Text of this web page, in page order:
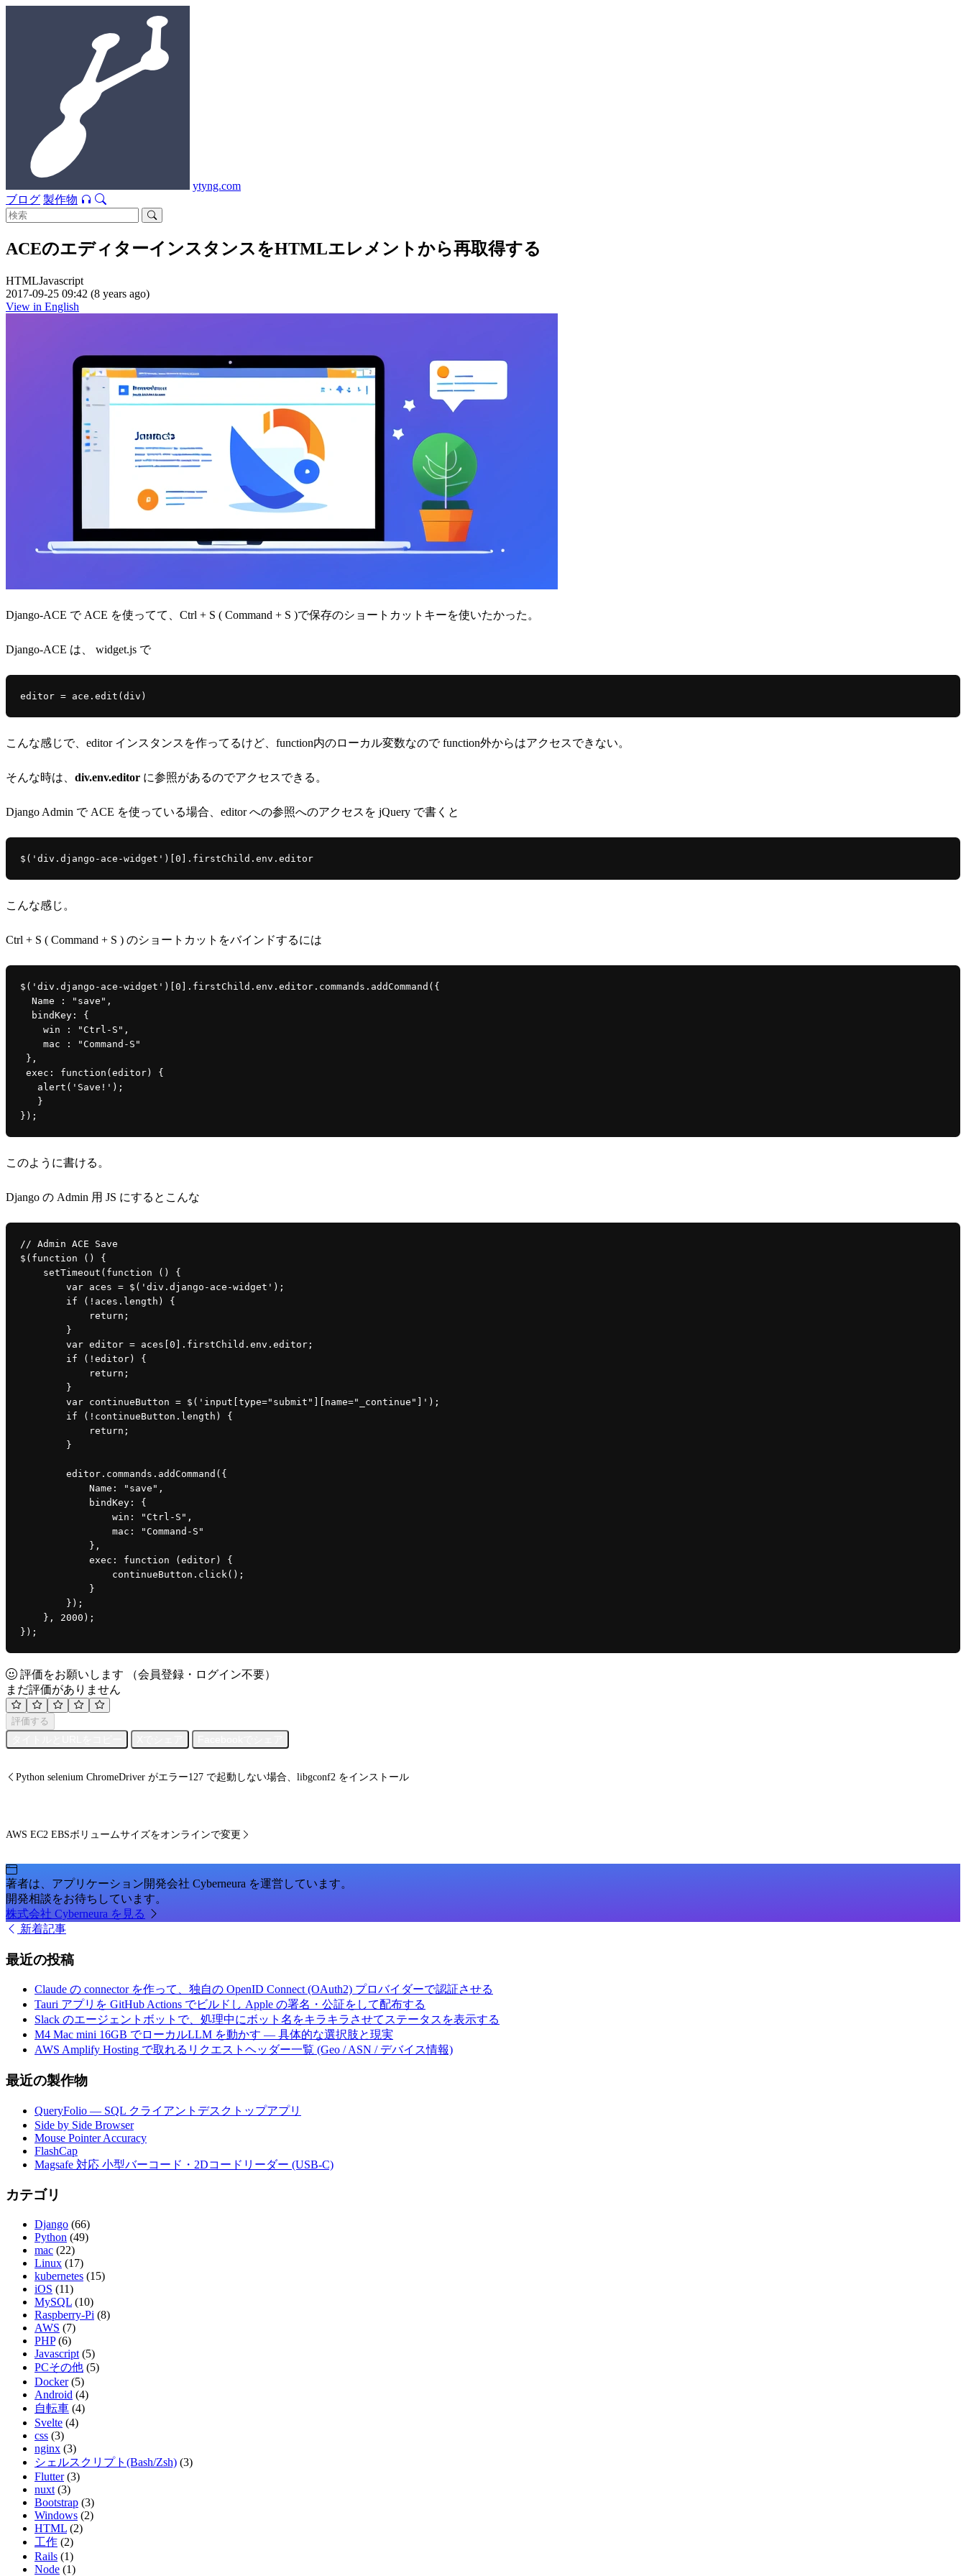
ytyng.com
ブログ 製作物
ACEのエディターインスタンスをHTMLエレメントから再取得する
HTMLJavascript
2017-09-25 09:42 (8 years ago)
View in English
Django-ACE で ACE を使ってて、Ctrl + S ( Command + S )で保存のショートカットキーを使いたかった。
Django-ACE は、 widget.js で
editor = ace.edit(div)
こんな感じで、editor インスタンスを作ってるけど、function内のローカル変数なので function外からはアクセスできない。
そんな時は、 div.env.editor に参照があるのでアクセスできる。
Django Admin で ACE を使っている場合、editor への参照へのアクセスを jQuery で書くと
$('div.django-ace-widget')[0].firstChild.env.editor
こんな感じ。
Ctrl + S ( Command + S ) のショートカットをバインドするには
$('div.django-ace-widget')[0].firstChild.env.editor.commands.addCommand({
  Name : "save",
  bindKey: {
    win : "Ctrl-S",
    mac : "Command-S"
},
exec: function(editor) {
   alert('Save!');
   }
});
このように書ける。
Django の Admin 用 JS にするとこんな
// Admin ACE Save
$ ( function
() {
setTimeout ( function
() {
var aces = $ ( ' div . django-ace-widget ' );
if
(! aces . length ) {
return ;
        }
var editor = aces 0 ]. firstChild . env . editor;
if
(! editor) {
return ;
        }
var continueButton = $ ( ' input type="submit"][ name="_continue"]' );
if
(! continueButton . length ) {
return ;
        }
editor. commands . addCommand ({
Name : "save" ,
bindKey: {
win : "Ctrl-S" ,
mac :
"Command-S"
},
exec : function
(editor) {
continueButton . click ();
            }
        });
    },
2000 );
});
評価をお願いします
（会員登録・ログイン不要）
まだ評価がありません
評価する
Python selenium ChromeDriver がエラー127 で起動しない場合、libgconf2 をインストール
AWS EC2 EBSボリュームサイズをオンラインで変更
著者は、アプリケーション開発会社 Cyberneura を運営しています。
開発相談をお待ちしています。
株式会社 Cyberneura を見る
新着記事
最近の投稿
Claude の connector を作って、独自の OpenID Connect (OAuth2) プロバイダーで認証させる
Tauri アプリを GitHub Actions でビルドし Apple の署名・公証をして配布する
Slack のエージェントボットで、処理中にボット名をキラキラさせてステータスを表示する
M4 Mac mini 16GB でローカルLLM を動かす — 具体的な選択肢と現実
AWS Amplify Hosting で取れるリクエストヘッダー一覧 (Geo / ASN / デバイス情報)
最近の製作物
QueryFolio — SQL クライアントデスクトップアプリ
Side by Side Browser
Mouse Pointer Accuracy
FlashCap
Magsafe 対応 小型バーコード・2Dコードリーダー (USB-C)
カテゴリ
Django (66)
Python (49)
mac (22)
Linux (17)
kubernetes (15)
iOS (11)
MySQL (10)
Raspberry-Pi (8)
AWS (7)
PHP (6)
Javascript (5)
PCその他 (5)
Docker (5)
Android (4)
自転車 (4)
Svelte (4)
css (3)
nginx (3)
シェルスクリプト(Bash/Zsh) (3)
Flutter (3)
nuxt (3)
Bootstrap (3)
Windows (2)
HTML (2)
工作 (2)
Rails (1)
Node (1)